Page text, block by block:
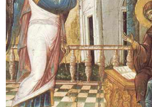
1035
ΠΑΤΕΡΙΚΑ ΚΕΙΜΕΝΑ
24 Μαρτίου, 2023
1035
ΠΑΤΕΡΙΚΑ ΚΕΙΜΕΝΑ
24 Μαρτίου, 2023